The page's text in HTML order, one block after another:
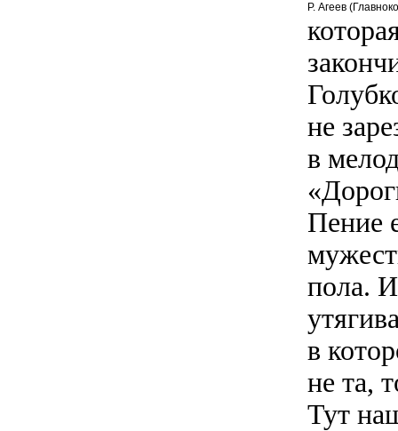
Р. Агеев
не
в
Пение
пола. И
в
не та,
Тут